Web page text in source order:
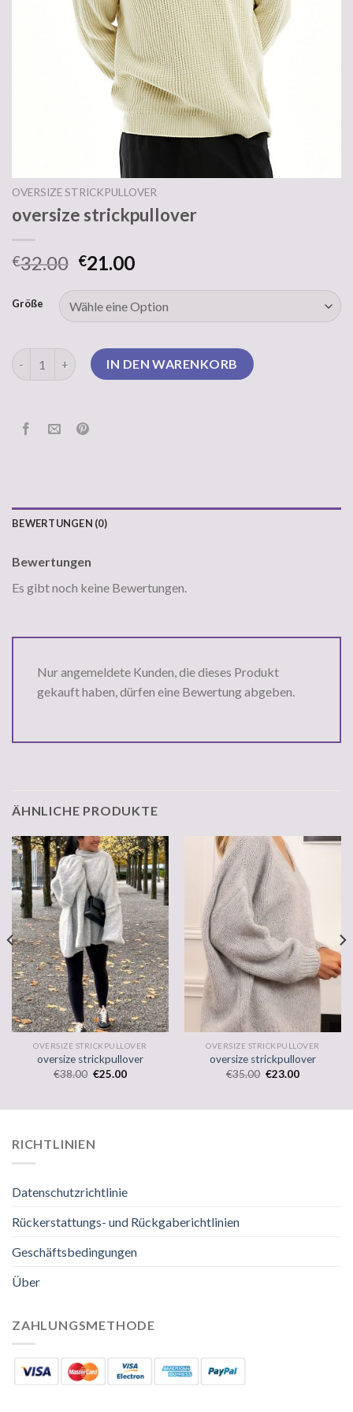
OVERSIZE STRICKPULLOVER
oversize strickpullover
€32.00 €21.00
Größe
oversize strickpullover MengeIN DEN WARENKORB
BEWERTUNGEN (0)
Bewertungen
Es gibt noch keine Bewertungen.
Nur angemeldete Kunden, die dieses Produkt
gekauft haben, dürfen eine Bewertung abgeben.
ÄHNLICHE PRODUKTE
OVERSIZE STRICKPULLOVER
oversize strickpullover
€38.00 €25.00
OVERSIZE STRICKPULLOVER
oversize strickpullover
€35.00 €23.00
RICHTLINIEN
Datenschutzrichtlinie
Rückerstattungs- und Rückgaberichtlinien
Geschäftsbedingungen
Über
ZAHLUNGSMETHODE